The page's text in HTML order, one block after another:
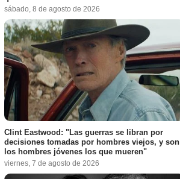
sábado, 8 de agosto de 2026
Clint Eastwood: "Las guerras se libran por
decisiones tomadas por hombres viejos, y son
los hombres jóvenes los que mueren"
viernes, 7 de agosto de 2026